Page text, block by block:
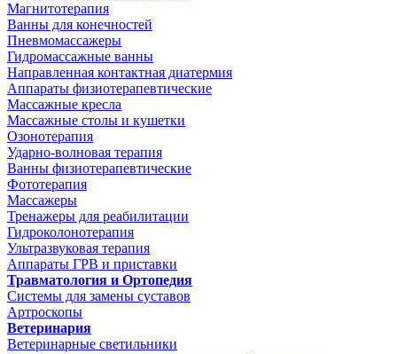
Магнитотерапия
Ванны для конечностей
Пневмомассажеры
Гидромассажные ванны
Направленная контактная диатермия
Аппараты физиотерапевтические
Массажные кресла
Массажные столы и кушетки
Озонотерапия
Ударно-волновая терапия
Ванны физиотерапевтические
Фототерапия
Массажеры
Тренажеры для реабилитации
Гидроколонотерапия
Ультразвуковая терапия
Аппараты ГРВ и приставки
Травматология и Ортопедия
Системы для замены суставов
Артроскопы
Ветеринария
Ветеринарные светильники